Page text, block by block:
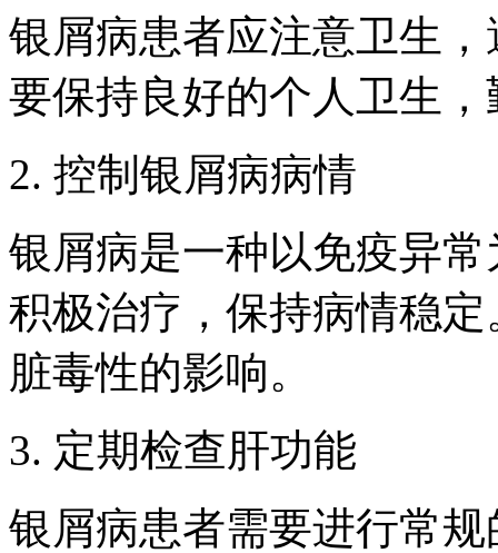
银屑病患者应注意卫生
要保持良好的个人卫生
2. 控制银屑病病情
银屑病是一种以免疫异
积极治疗，保持病情稳
脏毒性的影响。
3. 定期检查肝功能
银屑病患者需要进行常